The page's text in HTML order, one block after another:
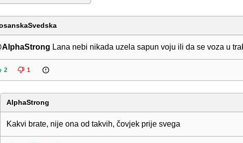
Lana nebi nikada uzela sapun voju ili da se voza u
2 1
AlphaStrong
Kakvi brate, nije ona od takvih, čovjek prije svega